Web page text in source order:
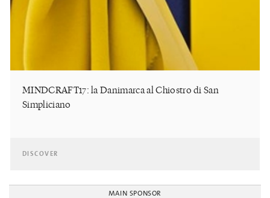
MINDCRAFT17: la Danimarca al Chiostro di San
Simpliciano
DISCOVER
MAIN SPONSOR